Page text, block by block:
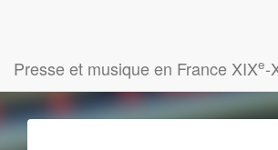
Presse et musique en France XIXe-